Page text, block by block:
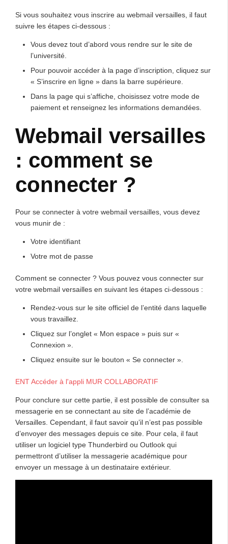
Si vous souhaitez vous inscrire au webmail versailles, il faut
suivre les étapes ci-dessous :
Vous devez tout d’abord vous rendre sur le site de
l’université.
Pour pouvoir accéder à la page d’inscription, cliquez sur
« S’inscrire en ligne » dans la barre supérieure.
Dans la page qui s’affiche, choisissez votre mode de
paiement et renseignez les informations demandées.
Webmail versailles
: comment se
connecter ?
Pour se connecter à votre webmail versailles, vous devez
vous munir de :
Votre identifiant
Votre mot de passe
Comment se connecter ? Vous pouvez vous connecter sur
votre webmail versailles en suivant les étapes ci-dessous :
Rendez-vous sur le site officiel de l’entité dans laquelle
vous travaillez.
Cliquez sur l’onglet « Mon espace » puis sur «
Connexion ».
Cliquez ensuite sur le bouton « Se connecter ».
ENT Accéder à l'appli MUR COLLABORATIF
Pour conclure sur cette partie, il est possible de consulter sa
messagerie en se connectant au site de l’académie de
Versailles. Cependant, il faut savoir qu’il n’est pas possible
d’envoyer des messages depuis ce site. Pour cela, il faut
utiliser un logiciel type Thunderbird ou Outlook qui
permettront d’utiliser la messagerie académique pour
envoyer un message à un destinataire extérieur.